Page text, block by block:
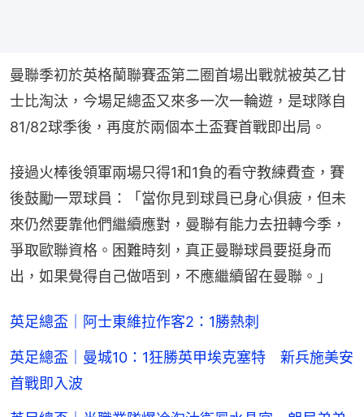
曼聯季初於英格蘭聯賽盃第二圈首場出戰就被英乙甘
士比淘汰，今場足總盃又來多一次一輪遊，是球隊自
81/82球季後，再度於兩個本土盃賽首戰即出局。
接過火棒後領軍兩場只得1和1負的看守教練費查，賽
後鼓勵一眾球員：「當你見到球員已身心俱疲，但未
來仍然要靠他們繼續應對，曼聯有能力去扭轉今季，
爭取歐聯資格。困難時刻，真正曼聯球員要挺身而
出，如果覺得自己做唔到，不應繼續留在曼聯。」
英足總盃｜阿士東維拉作客2：1勝熱刺
英足總盃｜曼城10：1狂勝英甲埃克塞特 新兵施美安
首戰即入波